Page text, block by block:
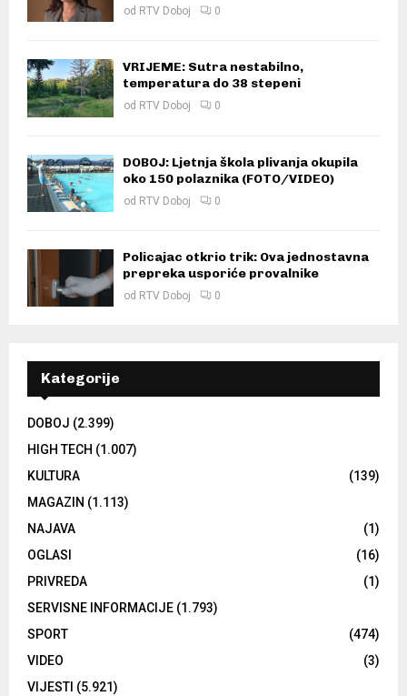
od RTV Doboj 0
VRIJEME: Sutra nestabilno,
temperatura do 38 stepeni
od RTV Doboj 0
DOBOJ: Ljetnja škola plivanja okupila
oko 150 polaznika (FOTO/VIDEO)
od RTV Doboj 0
Policajac otkrio trik: Ova jednostavna
prepreka usporiće provalnike
od RTV Doboj 0
Kategorije
DOBOJ (2.399)
HIGH TECH (1.007)
KULTURA
(139)
MAGAZIN (1.113)
NAJAVA
(1)
OGLASI
(16)
PRIVREDA
(1)
SERVISNE INFORMACIJE (1.793)
SPORT
(474)
VIDEO
(3)
VIJESTI (5.921)